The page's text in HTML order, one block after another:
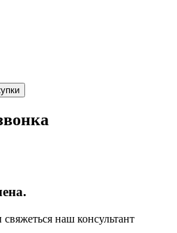
наш консультант